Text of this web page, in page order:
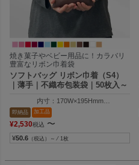
焼き菓子やベビー用品に！カラバリ
豊富なリボン巾着袋
ソフトバッグ リボン巾着（S4）
｜薄手｜不織布包装袋｜50枚入～
内寸：170W×195Hmm
外寸：170W×300Hmm
即納品 加工品
¥2,530税込 〜
¥50.6 （税込）～ ⁄ 1枚